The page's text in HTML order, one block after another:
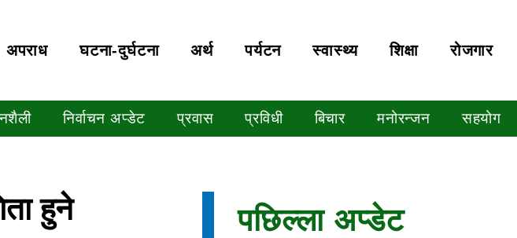
अपराध घटना-दुर्घटना अर्थ पर्यटन स्वास्थ्य शिक्षा रोजगार
निर्वाचन अप्डेट प्रवास प्रविधी बिचार मनोरन्जन सहयोग
हुने पछिल्ला अप्डेट